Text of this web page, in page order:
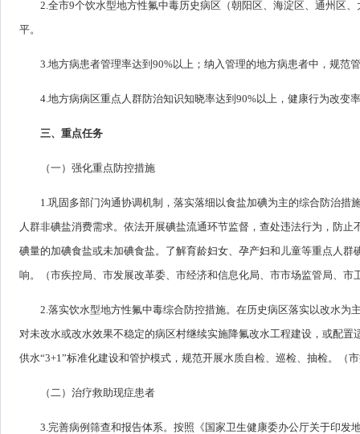
2.全市9个饮水型地方性氟中毒历史病区（朝阳区、海淀区、通州区
平。
3.地方病患者管理率达到90%以上；纳入管理的地方病患者中，规范
4.地方病病区重点人群防治知识知晓率达到90%以上，健康行为改变
三、重点任务
（一）强化重点防控措施
1.巩固多部门沟通协调机制，落实落细以食盐加碘为主的综合防治
人群非碘盐消费需求。依法开展碘盐流通环节监督，查处违法行为，防
碘量的加碘食盐或未加碘食盐。了解育龄妇女、孕产妇和儿童等重点人
响。（市疾控局、市发展改革委、市经济和信息化局、市市场监管局、市
2.落实饮水型地方性氟中毒综合防控措施。在历史病区落实以改水
对未改水或改水效果不稳定的病区村继续实施降氟改水工程建设，或配
供水“3+1”标准化建设和管护模式，规范开展水质自检、巡检、抽检。（
（二）治疗救助现症患者
3.完善病例筛查和报告体系。按照《国家卫生健康委办公厅关于印